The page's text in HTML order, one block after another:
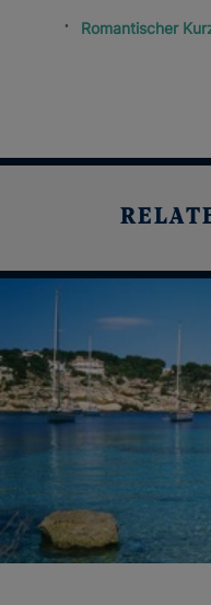
Romantischer